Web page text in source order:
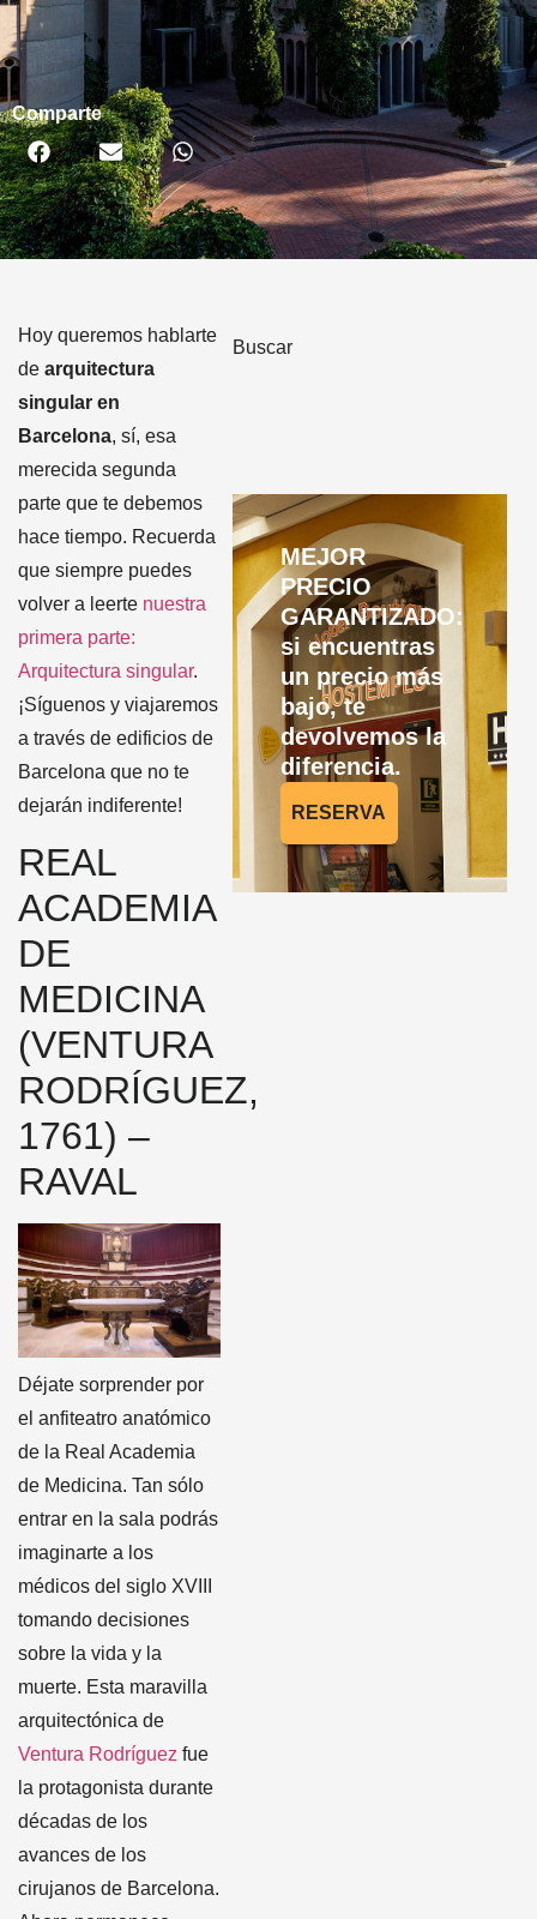
Comparte
Hoy queremos hablarte
de arquitectura
singular en
Barcelona, sí, esa
merecida segunda
parte que te debemos
hace tiempo. Recuerda
que siempre puedes
volver a leerte nuestra
primera parte:
Arquitectura singular.
¡Síguenos y viajaremos
a través de edificios de
Barcelona que no te
dejarán indiferente!
REAL
ACADEMIA
DE
MEDICINA
(VENTURA
RODRÍGUEZ,
1761) –
RAVAL
Déjate sorprender por
el anfiteatro anatómico
de la Real Academia
de Medicina. Tan sólo
entrar en la sala podrás
imaginarte a los
médicos del siglo XVIII
tomando decisiones
sobre la vida y la
muerte. Esta maravilla
arquitectónica de
Ventura Rodríguez fue
la protagonista durante
décadas de los
avances de los
cirujanos de Barcelona.
Buscar
MEJOR
PRECIO
GARANTIZADO:
si encuentras
un precio más
bajo, te
devolvemos la
diferencia.
RESERVA